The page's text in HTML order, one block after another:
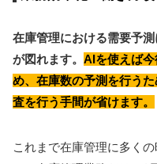
在庫管理における需要予
が図れます。 AIを使えば
め、在庫数の予測を行う
査を行う手間が省けます。
これまで在庫管理に多く